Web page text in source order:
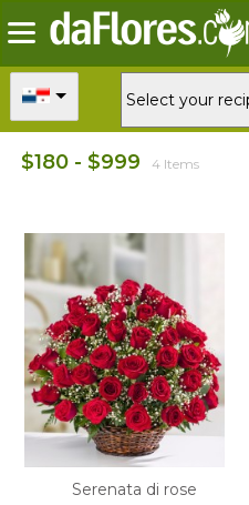
$180 - $999 4 Items
Serenata di rose